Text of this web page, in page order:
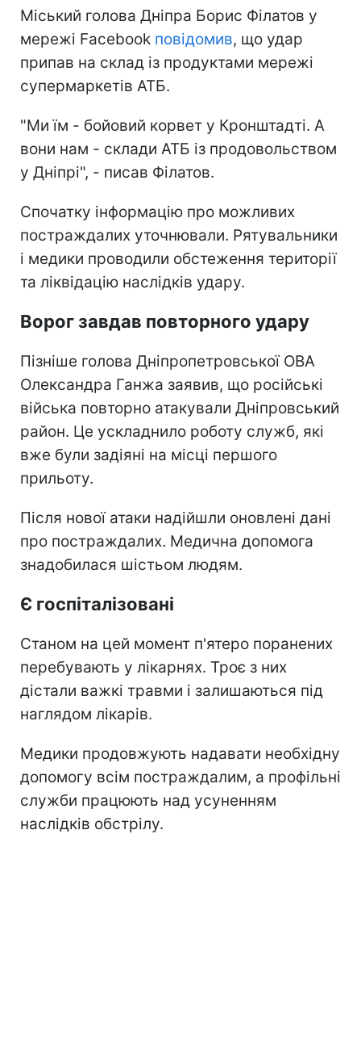
Міський голова Дніпра Борис Філатов у
мережі Facebook повідомив, що удар
припав на склад із продуктами мережі
супермаркетів АТБ.
"Ми їм - бойовий корвет у Кронштадті. А
вони нам - склади АТБ із продовольством
у Дніпрі", - писав Філатов.
Спочатку інформацію про можливих
постраждалих уточнювали. Рятувальники
і медики проводили обстеження території
та ліквідацію наслідків удару.
Ворог завдав повторного удару
Пізніше голова Дніпропетровської ОВА
Олександра Ганжа заявив, що російські
війська повторно атакували Дніпровський
район. Це ускладнило роботу служб, які
вже були задіяні на місці першого
прильоту.
Після нової атаки надійшли оновлені дані
про постраждалих. Медична допомога
знадобилася шістьом людям.
Є госпіталізовані
Станом на цей момент п'ятеро поранених
перебувають у лікарнях. Троє з них
дістали важкі травми і залишаються під
наглядом лікарів.
Медики продовжують надавати необхідну
допомогу всім постраждалим, а профільні
служби працюють над усуненням
наслідків обстрілу.